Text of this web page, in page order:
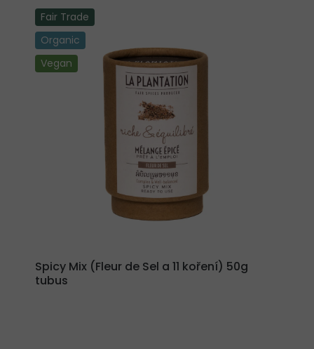
Fair Trade
Organic
Vegan
Spicy Mix (Fleur de Sel a 11 koření) 50g
tubus